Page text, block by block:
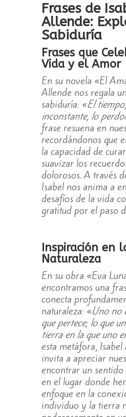
Frases de
Allende:
Sabiduría
Frases que
Vida y el Amor
En su novela «El
Allende nos regala
sabiduría: «El
inconstante, lo
frase resuena en
recordándonos que
la capacidad de
suavizar los
dolorosos. A través
Isabel nos anima a
desafíos de la vida
gratitud por el paso
Inspiración en
Naturaleza
En su obra «Eva
encontramos una
conecta
naturaleza: «Uno no
que pertece; lo que
tierra en la que uno
esta metáfora,
invita a apreciar
encontrar un
en el lugar donde
enfoque en la
individuo y la tierra